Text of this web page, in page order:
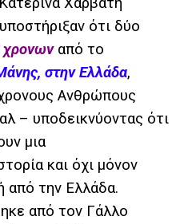
ότι δύο
χρονωναπό το
στην Ελλάδα,
Ανθρώπους
– υποδεικνύοντας ότι
μια
και όχι μόνον
από την Ελλάδα.
από τον Γάλλο